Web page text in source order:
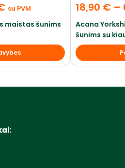
su PVM
maistas šunims
18,90 € –
Acana
šunims su